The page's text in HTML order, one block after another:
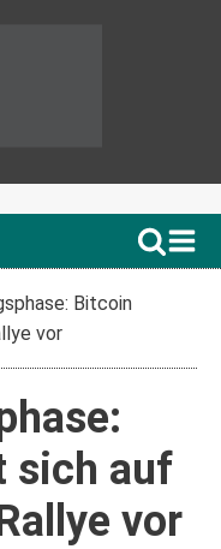
Bitcoin
vor
sich auf
vor